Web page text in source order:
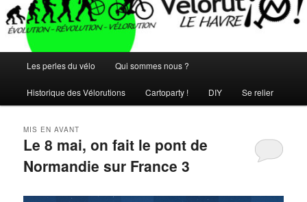
principal
Les perles du vélo Qui sommes nous ?
Historique des Vélorutions Cartoparty ! DIY Se relier
Le 8 mai, on fait le pont de
Normandie sur France 3
MIS EN AVANT